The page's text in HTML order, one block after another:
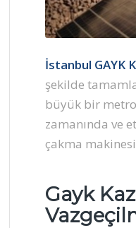
İstanbul GAYK
şekilde
büyük bir
zamanında ve
çakma
Gayk